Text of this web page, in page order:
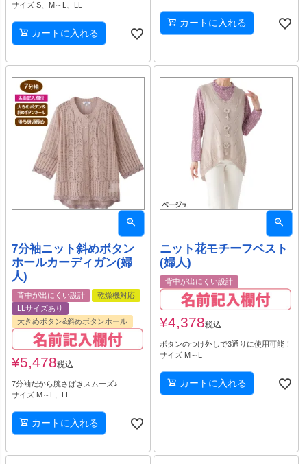
サイズ S、M～L、LL
カートに入れる
カートに入れる
7分袖ニット斜めボタン
ホールカーディガン(婦
人)
背中が出にくい設計
乾燥機対応
LLサイズあり
大きめボタン&斜めボタンホール
¥5,478税込
7分袖だから腕さばきスムーズ♪
サイズ M～L、LL
カートに入れる
ニット花モチーフベスト
(婦人)
背中が出にくい設計
¥4,378税込
ボタンのつけ外しで3通りに使用可能！
サイズ M～L
カートに入れる